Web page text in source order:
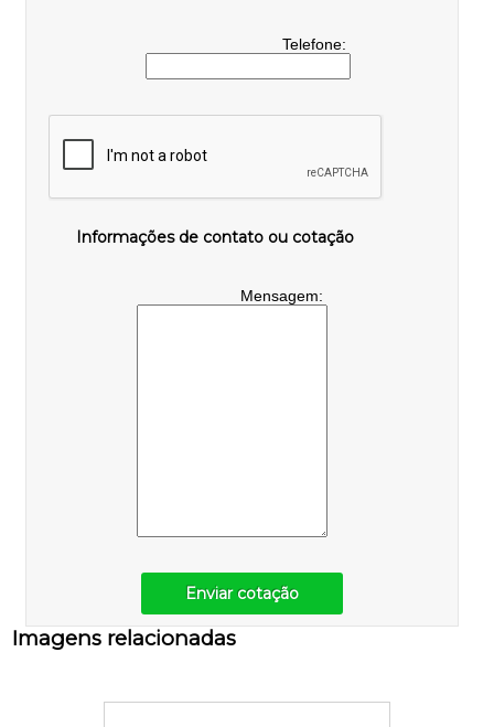
Telefone:
Informações de contato ou cotação
Mensagem:
Enviar cotação
Imagens relacionadas